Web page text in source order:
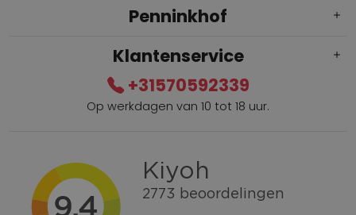
Penninkhof
Gratis verzending vanaf € 100,=
Bel +31570592339
Klantenservice
+31570592339
Op werkdagen van 10 tot 18 uur.